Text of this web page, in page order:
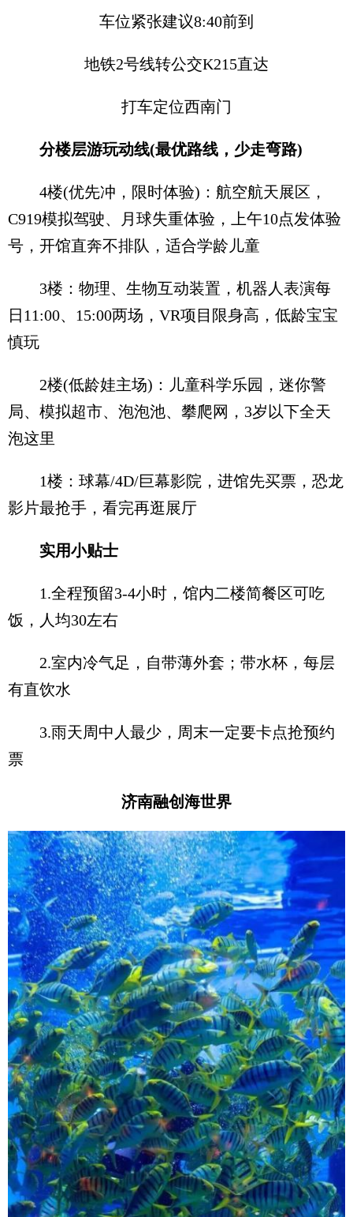
车位紧张建议8:40前到
地铁2号线转公交K215直达
打车定位西南门
分楼层游玩动线(最优路线，少走弯路)
4楼(优先冲，限时体验)：航空航天展区，
C919模拟驾驶、月球失重体验，上午10点发体验
号，开馆直奔不排队，适合学龄儿童
3楼：物理、生物互动装置，机器人表演每
日11:00、15:00两场，VR项目限身高，低龄宝宝
慎玩
2楼(低龄娃主场)：儿童科学乐园，迷你警
局、模拟超市、泡泡池、攀爬网，3岁以下全天
泡这里
1楼：球幕/4D/巨幕影院，进馆先买票，恐龙
影片最抢手，看完再逛展厅
实用小贴士
1.全程预留3-4小时，馆内二楼简餐区可吃
饭，人均30左右
2.室内冷气足，自带薄外套；带水杯，每层
有直饮水
3.雨天周中人最少，周末一定要卡点抢预约
票
济南融创海世界